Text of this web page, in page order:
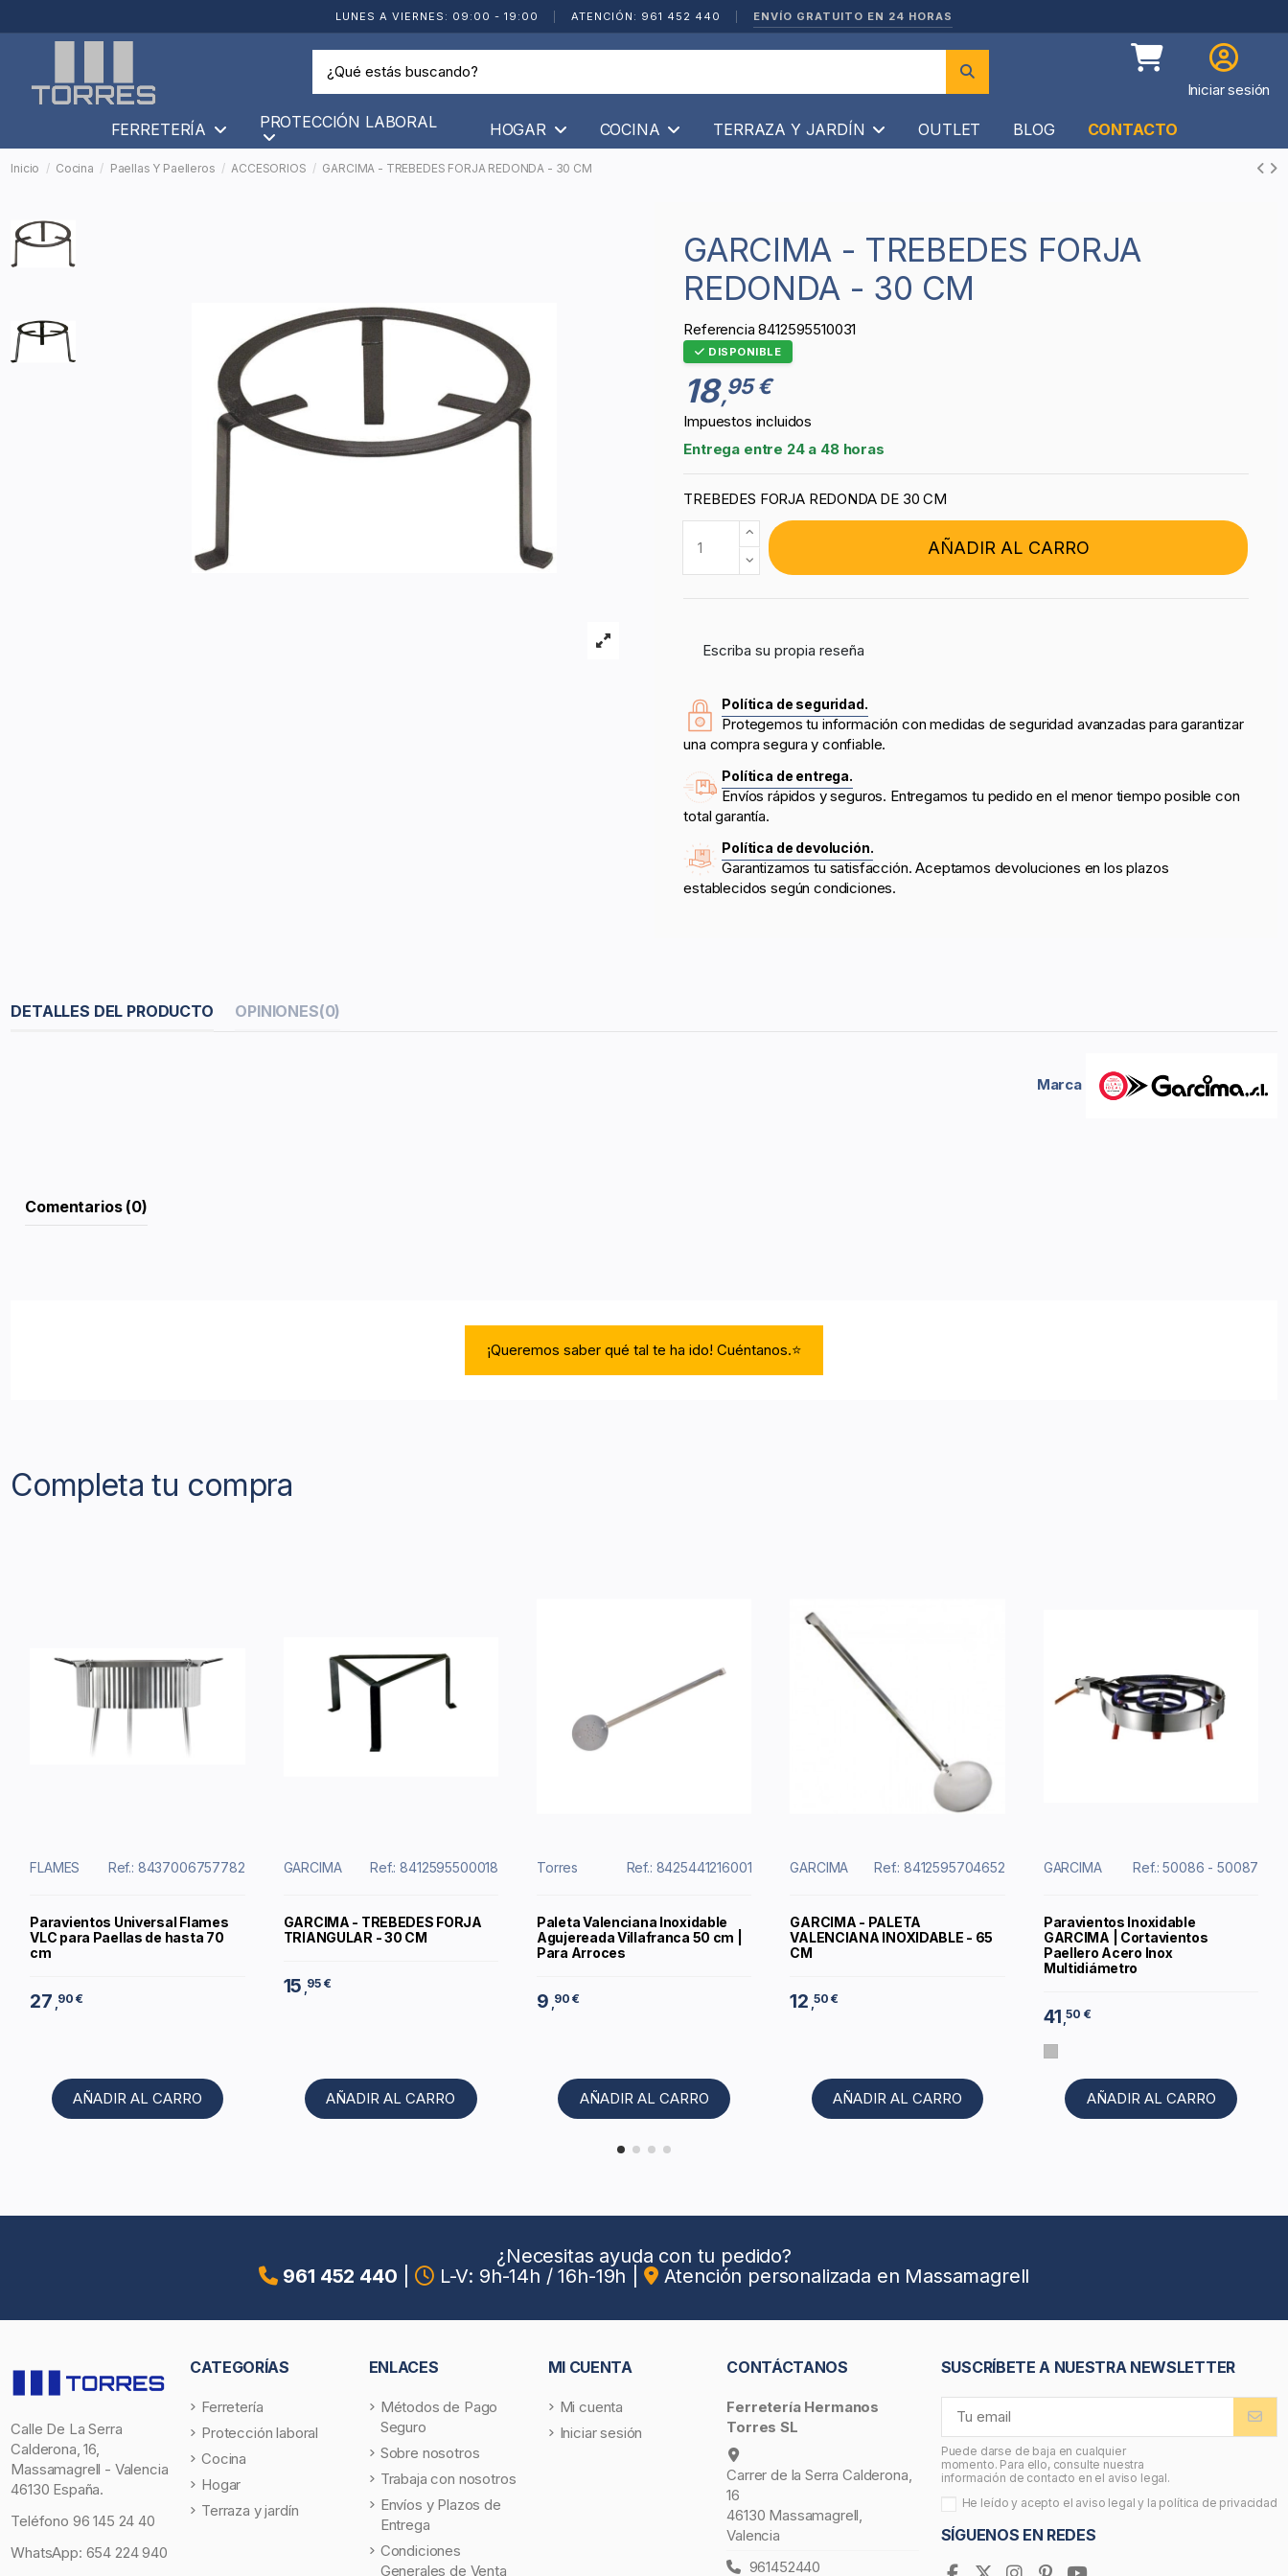
LUNES A VIERNES: 09:00 - 19:00 ATENCIÓN: 961 452 440 ENVÍO GRATUITO EN 24 HORAS
Iniciar sesión
FERRETERÍA PROTECCIÓN LABORAL HOGAR COCINA TERRAZA Y JARDÍN OUTLET BLOG CONTACTO
Inicio Cocina Paellas Y Paelleros ACCESORIOS GARCIMA - TREBEDES FORJA REDONDA - 30 CM
GARCIMA - TREBEDES FORJA
REDONDA - 30 CM
Referencia 8412595510031
DISPONIBLE
18,95 €
Impuestos incluidos
Entrega entre 24 a 48 horas
TREBEDES FORJA REDONDA DE 30 CM
AÑADIR AL CARRO
Escriba su propia reseña
Política de seguridad.
Protegemos tu información con medidas de seguridad avanzadas para garantizar
una compra segura y confiable.
Política de entrega.
Envíos rápidos y seguros. Entregamos tu pedido en el menor tiempo posible con
total garantía.
Política de devolución.
Garantizamos tu satisfacción. Aceptamos devoluciones en los plazos
establecidos según condiciones.
DETALLES DEL PRODUCTO OPINIONES(0)
Marca
Comentarios (0)
¡Queremos saber qué tal te ha ido! Cuéntanos.⭐
Completa tu compra
FLAMES Ref.: 8437006757782
Paravientos Universal Flames
VLC para Paellas de hasta 70
cm
27 90 €
AÑADIR AL CARRO
GARCIMA Ref.: 8412595500018
GARCIMA - TREBEDES FORJA
TRIANGULAR - 30 CM
15 ,95 €
AÑADIR AL CARRO
Torres Ref.: 8425441216001
Paleta Valenciana Inoxidable
Agujereada Villafranca 50 cm |
Para Arroces
9 90 €
AÑADIR AL CARRO
GARCIMA Ref.: 8412595704652
GARCIMA - PALETA
VALENCIANA INOXIDABLE - 65
CM
12 ,50 €
AÑADIR AL CARRO
GARCIMA Ref.: 50086 - 50087
Paravientos Inoxidable
GARCIMA | Cortavientos
Paellero Acero Inox
Multidiámetro
41 ,50 €
AÑADIR AL CARRO
¿Necesitas ayuda con tu pedido?
961 452 440
L-V: 9h-14h / 16h-19h Atención personalizada en Massamagrell
Calle De La Serra
Calderona, 16,
Massamagrell - Valencia
46130 España.
Teléfono 96 145 24 40
WhatsApp: 654 224 940
CATEGORÍAS
Ferretería
Protección laboral
Cocina
Hogar
Terraza y jardín
ENLACES
Métodos de Pago
Seguro
Sobre nosotros
Trabaja con nosotros
Envíos y Plazos de
Entrega
Condiciones
Generales de Venta
MI CUENTA
Mi cuenta
Iniciar sesión
CONTÁCTANOS
Ferretería Hermanos
Torres SL
Carrer de la Serra Calderona,
16
46130 Massamagrell,
Valencia
961452440
SUSCRÍBETE A NUESTRA NEWSLETTER
Puede darse de baja en cualquier
momento. Para ello, consulte nuestra
información de contacto en el aviso legal.
He leído y acepto el aviso legal y la política de privacidad
SÍGUENOS EN REDES